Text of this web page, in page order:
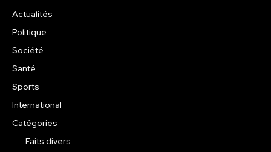
Actualités
Politique
Société
Santé
Sports
International
Catégories
Faits divers